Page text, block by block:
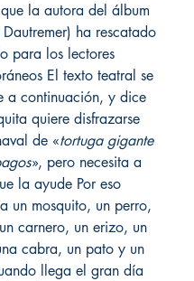
la autora del álbum
ha rescatado
para los lectores
El texto teatral se
a continuación, y dice
quiere disfrazarse
de «tortuga gigante
», pero necesita a
la ayude Por eso
un mosquito, un perro,
carnero, un erizo, un
cabra, un pato y un
llega el gran día